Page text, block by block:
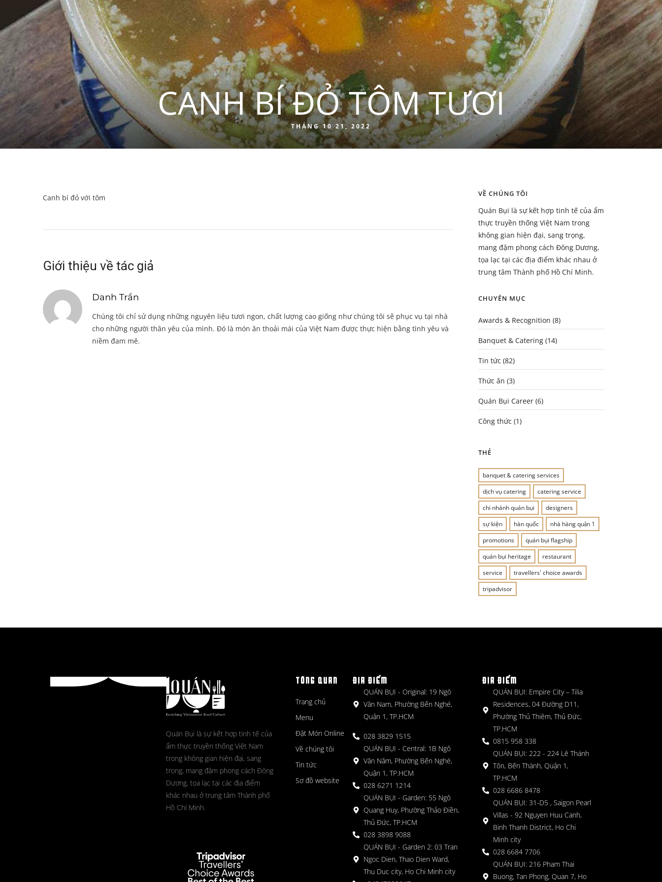
CANH BÍ ĐỎ TÔM TƯƠI
THÁNG 10 21, 2022
Canh bí đỏ với tôm
Giới thiệu về tác giả
Danh Trần
Chúng tôi chỉ sử dụng những nguyên liệu tươi ngon, chất lượng cao giống như chúng tôi sẽ phục vụ tại nhà
cho những người thân yêu của mình. Đó là món ăn thoải mái của Việt Nam được thực hiện bằng tình yêu và
niềm đam mê.
VỀ CHÚNG TÔI
Quán Bụi là sự kết hợp tinh tế của ẩm
thực truyền thống Việt Nam trong
không gian hiện đại, sang trọng,
mang đậm phong cách Đông Dương,
tọa lạc tại các địa điểm khác nhau ở
trung tâm Thành phố Hồ Chí Minh.
CHUYÊN MỤC
Awards & Recognition (8)
Banquet & Catering (14)
Tin tức (82)
Thức ăn (3)
Quán Bụi Career (6)
Công thức (1)
THẺ
banquet & catering services
dịch vụ catering
catering service
chi nhánh quán bụi
designers
sự kiện
hàn quốc
nhà hàng quận 1
promotions
quán bụi flagship
quán bụi heritage
restaurant
service
travellers' choice awards
tripadvisor
Quán Bụi là sự kết hợp tinh tế của
ẩm thực truyền thống Việt Nam
trong không gian hiện đại, sang
trọng, mang đậm phong cách Đông
Dương, tọa lạc tại các địa điểm
khác nhau ở trung tâm Thành phố
Hồ Chí Minh.
TỔNG QUAN
Trang chủ
Menu
Đặt Món Online
Về chúng tôi
Tin tức
Sơ đồ website
ĐỊA ĐIỂM
QUÁN BỤI - Original: 19 Ngô
Văn Nam, Phường Bến Nghé,
Quận 1, TP.HCM
028 3829 1515
QUÁN BỤI - Central: 1B Ngô
Văn Năm, Phường Bến Nghé,
Quận 1, TP.HCM
028 6271 1214
QUÁN BỤI - Garden: 55 Ngô
Quang Huy, Phường Thảo Điền,
Thủ Đức, TP.HCM
028 3898 9088
QUÁN BỤI - Garden 2: 03 Tran
Ngoc Dien, Thao Dien Ward,
Thu Duc city, Ho Chi Minh city
ĐỊA ĐIỂM
QUÁN BỤI: Empire City – Tilia
Residences, 04 Đường D11,
Phường Thủ Thiêm, Thủ Đức,
TP.HCM
0815 958 338
QUÁN BỤI: 222 - 224 Lê Thánh
Tôn, Bến Thành, Quận 1,
TP.HCM
028 6686 8478
QUÁN BỤI: 31-D5 , Saigon Pearl
Villas - 92 Nguyen Huu Canh,
Binh Thanh District, Ho Chi
Minh city
028 6684 7706
QUÁN BỤI: 216 Pham Thai
Buong, Tan Phong, Quan 7, Ho